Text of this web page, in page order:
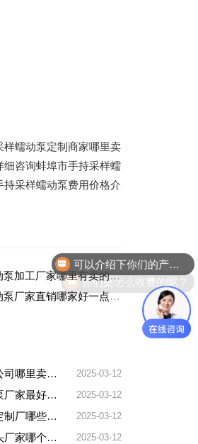
样蠕动泵定制商家哪里卖
咨询蚌埠市手持采样蠕
采样蠕动泵费用价格介
加工厂家哪里有卖的啊
厂家直销哪家好一点耐用
2025-03-12
的多一点啊
2025-03-12
品牌有哪些
2025-03-12
牌子好一点
2025-03-12
品牌好一点
可以介绍下你们的产品么？
你们是怎么收费的呢？